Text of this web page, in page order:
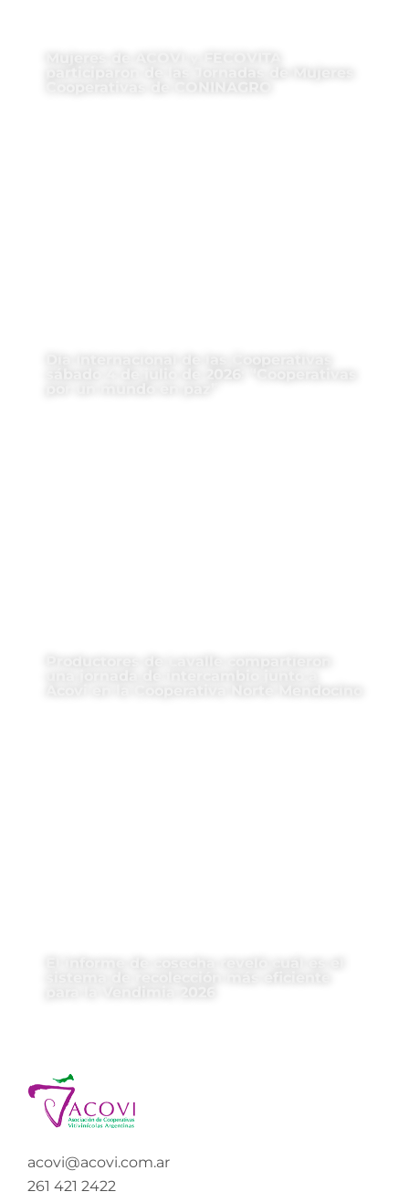
Día Internacional de las Cooperativas
acovi@acovi.com.ar
261 421 2422